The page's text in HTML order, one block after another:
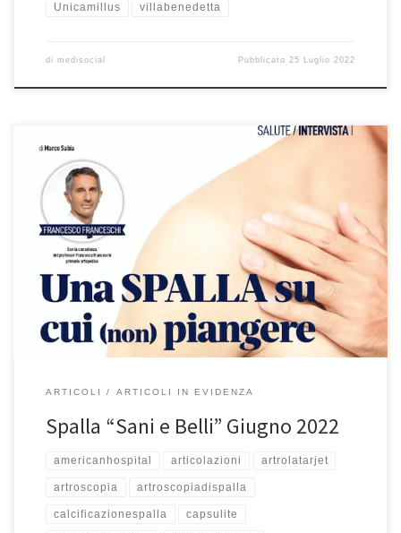
Unicamillus villabenedetta
di medisocial Pubblicato 25 Luglio 2022
Spalla: intervista al Prof. Francesco Franceschi ortopedico spalla a
Roma su “Sani e Belli” di Giugno 2022. Oggi sono disponibili
diverse tecniche innovative nella cura di queta importante
articolazione e non solo chirurgiche. La spalla è un’articolazione
complessa che ci aiuta nel quotidiano per lavorare, fare sport,
divertirci e in […]
ARTICOLI ARTICOLI IN EVIDENZA
Spalla “Sani e Belli” Giugno 2022
americanhospital articolazioni artrolatarjet
artroscopia artroscopiadispalla
calcificazionespalla capsulite